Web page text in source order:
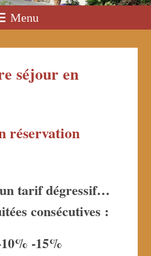
Menu
séjour en
réservation
tarif dégressif…
consécutives :
-15%